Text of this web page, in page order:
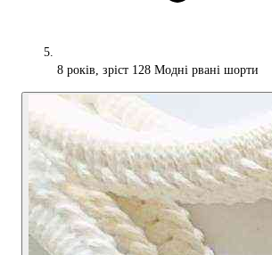
8 років, зріст 128 Модні рвані шорти